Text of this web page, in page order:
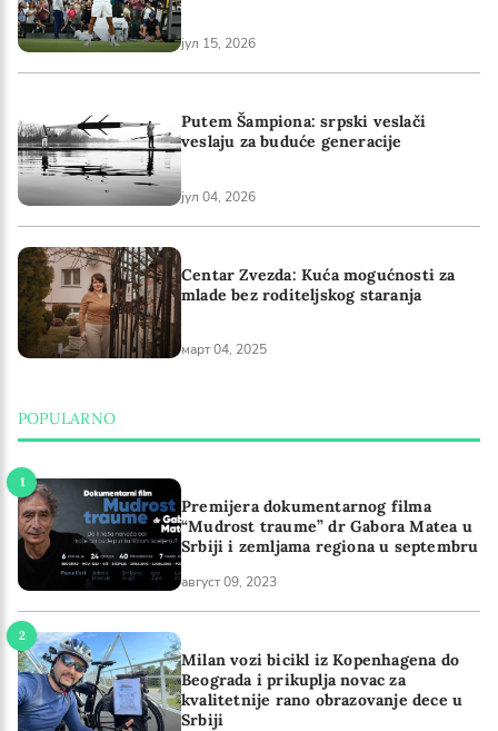
јул 15, 2026
Putem Šampiona: srpski veslači
veslaju za buduće generacije
јул 04, 2026
Centar Zvezda: Kuća mogućnosti za
mlade bez roditeljskog staranja
март 04, 2025
POPULARNO
Premijera dokumentarnog filma
“Mudrost traume” dr Gabora Matea u
Srbiji i zemljama regiona u septembru
август 09, 2023
Milan vozi bicikl iz Kopenhagena do
Beograda i prikuplja novac za
kvalitetnije rano obrazovanje dece u
Srbiji